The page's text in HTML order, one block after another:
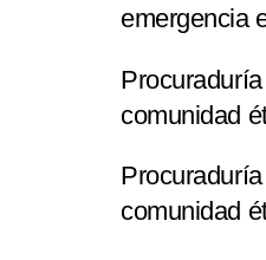
emergencia
comunidad
comunidad